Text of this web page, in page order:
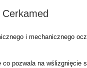
i mechanicznego
co pozwala na wślizgnięcie